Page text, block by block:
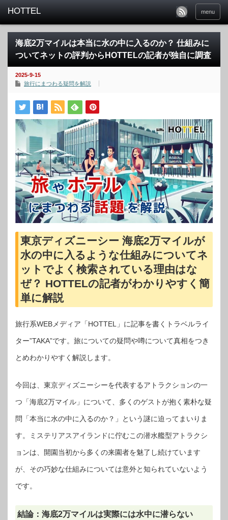
menu
海底2万マイルは本当に水の中に入るのか？ 仕組みに
ついてネットの評判からHOTTELの記者が独自に調査
2025-9-15
旅行にまつわる疑問を解説
東京ディズニーシー 海底2万マイルが
水の中に入るような仕組みについてネ
ットでよく検索されている理由はな
ぜ？ HOTTELの記者がわかりやすく簡
単に解説
旅行系WEBメディア「HOTTEL」に記事を書くトラベルライ
ター”TAKA”です。旅についての疑問や噂について真相をつき
とめわかりやすく解説します。
今回は、東京ディズニーシーを代表するアトラクションの一
つ「海底2万マイル」について、多くのゲストが抱く素朴な疑
問「本当に水の中に入るのか？」という謎に迫ってまいりま
す。ミステリアスアイランドに佇むこの潜水艦型アトラクシ
ョンは、開園当初から多くの来園者を魅了し続けています
が、その巧妙な仕組みについては意外と知られていないよう
です。
結論：海底2万マイルは実際には水中に潜らない